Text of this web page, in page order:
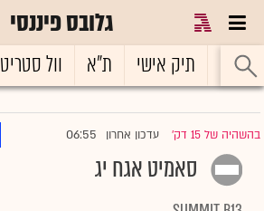
גלובס פיננסי
ראשי תיק אישי ת"א וול סטריט
בהשהיה של 15 דק' |עדכון אחרון 06:55
סאמיט אגח יג